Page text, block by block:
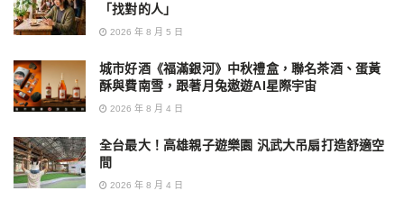
「找對的人」
2026 年 8 月 5 日
城市好酒《福滿銀河》中秋禮盒，聯名茶酒、蛋黃
酥與費南雪，跟著月兔遨遊AI星際宇宙
2026 年 8 月 4 日
全台最大！高雄親子遊樂園 汎武大吊扇打造舒適空
間
2026 年 8 月 4 日